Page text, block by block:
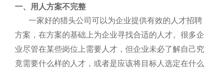
一、用人方案不完整
一家好的猎头公司可以为企业提供有效的人才招聘
方案，在方案的基础上为企业寻找合适的人才。很多企
业尽管在某些岗位上需要人才，但企业未必了解自己究
竟需要什么样的人才，或者是应该将目标人选定在什么